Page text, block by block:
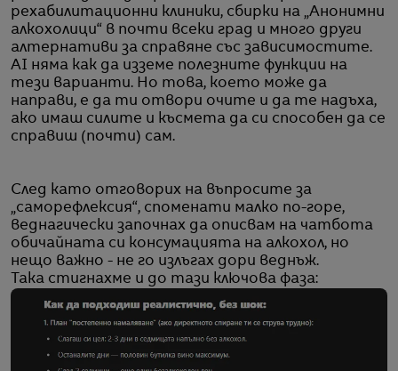
рехабилитационни клиники, сбирки на „Анонимни
алкохолици“ в почти всеки град и много други
алтернативи за справяне със зависимостите.
AI няма как да изземе полезните функции на
тези варианти. Но това, което може да
направи, е да ти отвори очите и да те надъха,
ако имаш силите и късмета да си способен да се
справиш (почти) сам.
След като отговорих на въпросите за
„саморефлексия“, споменати малко по-горе,
веднагически започнах да описвам на чатбота
обичайната си консумацията на алкохол, но
нещо важно - не го излъгах дори веднъж.
Така стигнахме и до тази ключова фаза: